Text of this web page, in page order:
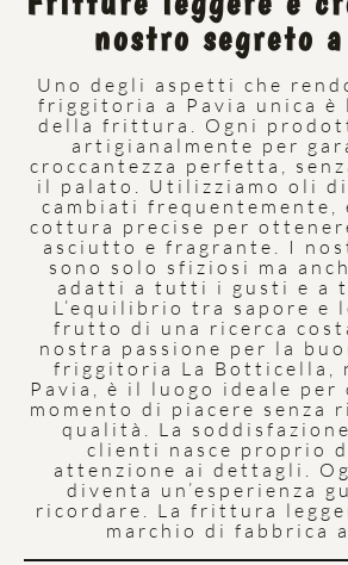
nostro segreto
Uno degli aspetti che
friggitoria a Pavia unica è
della frittura. Ogni
artigianalmente per
croccantezza perfetta,
il palato. Utilizziamo oli
cambiati frequentemente,
cottura precise per
asciutto e fragrante. I
sono solo sfiziosi ma
adatti a tutti i gusti e a
L’equilibrio tra sapore e
frutto di una ricerca
nostra passione per la
friggitoria La Botticella,
Pavia, è il luogo ideale per
momento di piacere senza
qualità. La
clienti nasce proprio
attenzione ai dettagli.
diventa un’esperienza
ricordare. La frittura
marchio di fabbrica